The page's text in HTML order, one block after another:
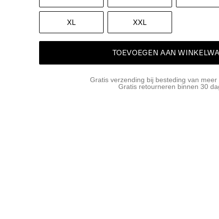
XL XXL
TOEVOEGEN AAN
Gratis verzending bij besteding van meer
Gratis retourneren binnen 30